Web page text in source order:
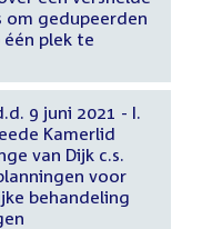
gedupeerden
plek te
9 juni 2021 - I.
Kamerlid
van Dijk c.s.
voor
behandeling